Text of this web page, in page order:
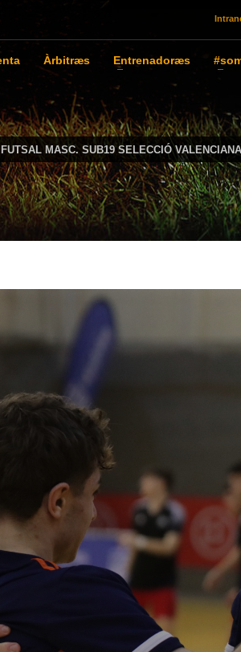
Àrbitræs Entrenadoræs
FUTSAL MASC. SUB19 SELECCIÓ VALENCIANA